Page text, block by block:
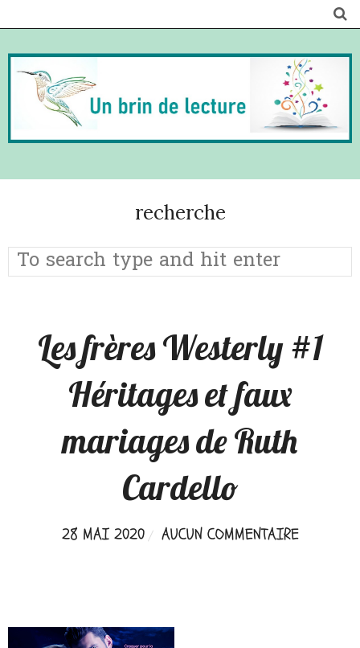
recherche
Les frères Westerly #1
Héritages et faux
mariages de Ruth
Cardello
28 MAI 2020 AUCUN COMMENTAIRE